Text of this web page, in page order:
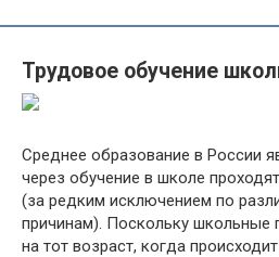
Трудовое обучение
Среднее образование в России
через обучение в школе
(за редким исключением по
причинам). Поскольку школьные
на тот возраст, когда